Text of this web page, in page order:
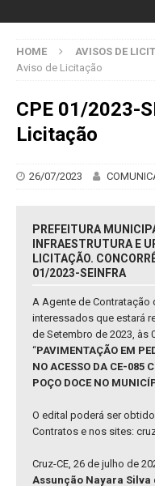
HOME AVISOS DE
Aviso de Licitação
CPE 01/2023-
Licitação
26/07/2023
PREFEITURA
INFRAESTRUTURA E
LICITAÇÃO.
01/2023-SEINFRA
A Agente de
interessados que estará
de Setembro de 2023, às
“PAVIMENTAÇÃO EM
NO ACESSO DA CE-085
POÇO DOCE NO
O edital poderá ser
Contratos e nos sites:
Cruz-CE, 26 de julho de
Assunção Nayara Silva